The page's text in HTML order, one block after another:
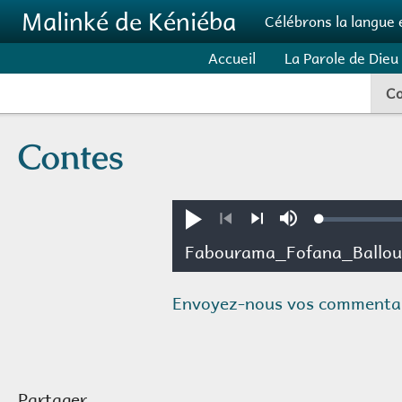
Aller au contenu principal
Malinké de Kéniéba Célébrons la langue
Accueil La Parole de Dieu
Contes
Jouer
Suivant
SourdineLoaded:
Envoyez-nous vos